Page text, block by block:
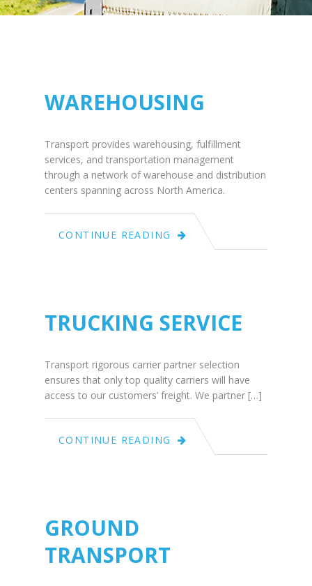
July
WAREHOUSING
Transport provides warehousing, fulfillment
services, and transportation management
through a network of warehouse and distribution
centers spanning across North America.
CONTINUE READING
July
03
TRUCKING SERVICE
Transport rigorous carrier partner selection
ensures that only top quality carriers will have
access to our customers’ freight. We partner […]
CONTINUE READING
July
03
GROUND
TRANSPORT